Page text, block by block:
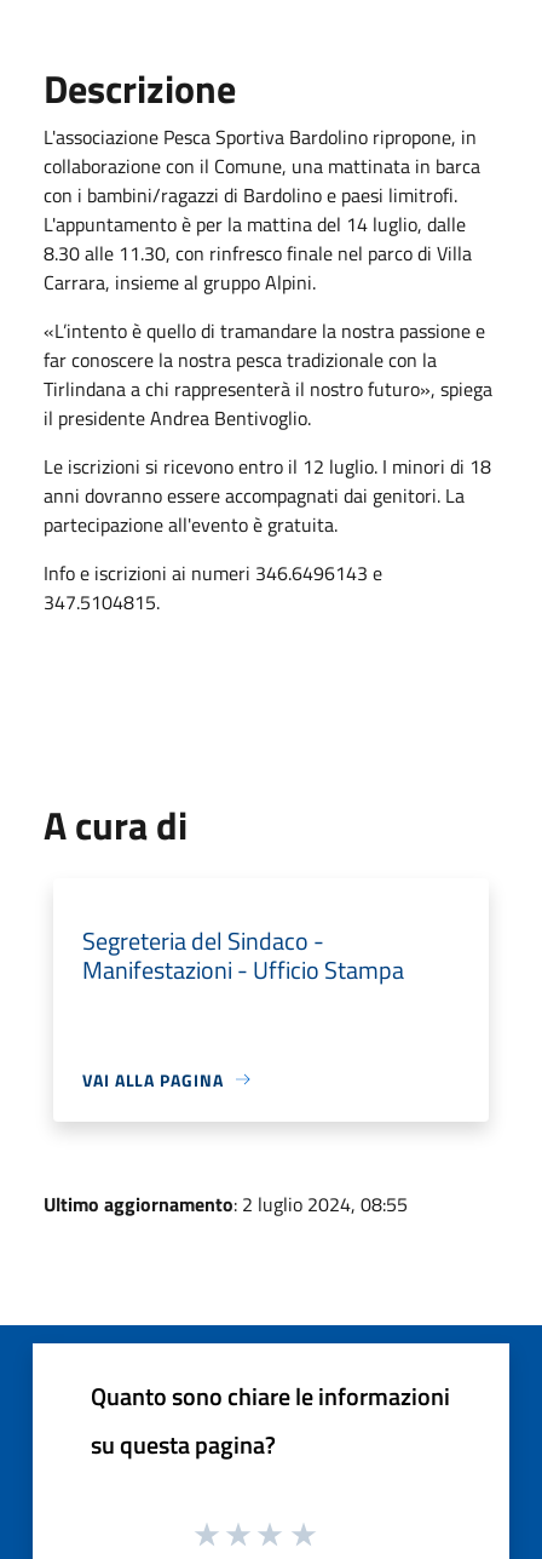
Descrizione
L'associazione Pesca Sportiva Bardolino ripropone, in
collaborazione con il Comune, una mattinata in barca
con i bambini/ragazzi di Bardolino e paesi limitrofi.
L'appuntamento è per la mattina del 14 luglio, dalle
8.30 alle 11.30, con rinfresco finale nel parco di Villa
Carrara, insieme al gruppo Alpini.
«L’intento è quello di tramandare la nostra passione e
far conoscere la nostra pesca tradizionale con la
Tirlindana a chi rappresenterà il nostro futuro», spiega
il presidente Andrea Bentivoglio.
Le iscrizioni si ricevono entro il 12 luglio. I minori di 18
anni dovranno essere accompagnati dai genitori. La
partecipazione all'evento è gratuita.
Info e iscrizioni ai numeri 346.6496143 e
347.5104815.
A cura di
Segreteria del Sindaco -
Manifestazioni - Ufficio Stampa
VAI ALLA PAGINA
Ultimo aggiornamento: 2 luglio 2024, 08:55
Quanto sono chiare le informazioni
su questa pagina?